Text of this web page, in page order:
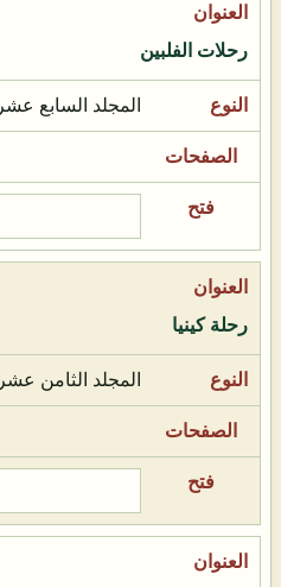
رحلات الفلبين
المجلد السابع عشر
رحلة كينيا
المجلد الثامن عشر